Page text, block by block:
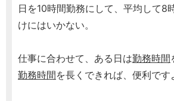
日を10時間勤務にして、平均して8
けにはいかない。
仕事に合わせて、ある日は勤務時間
勤務時間を長くできれば、便利です